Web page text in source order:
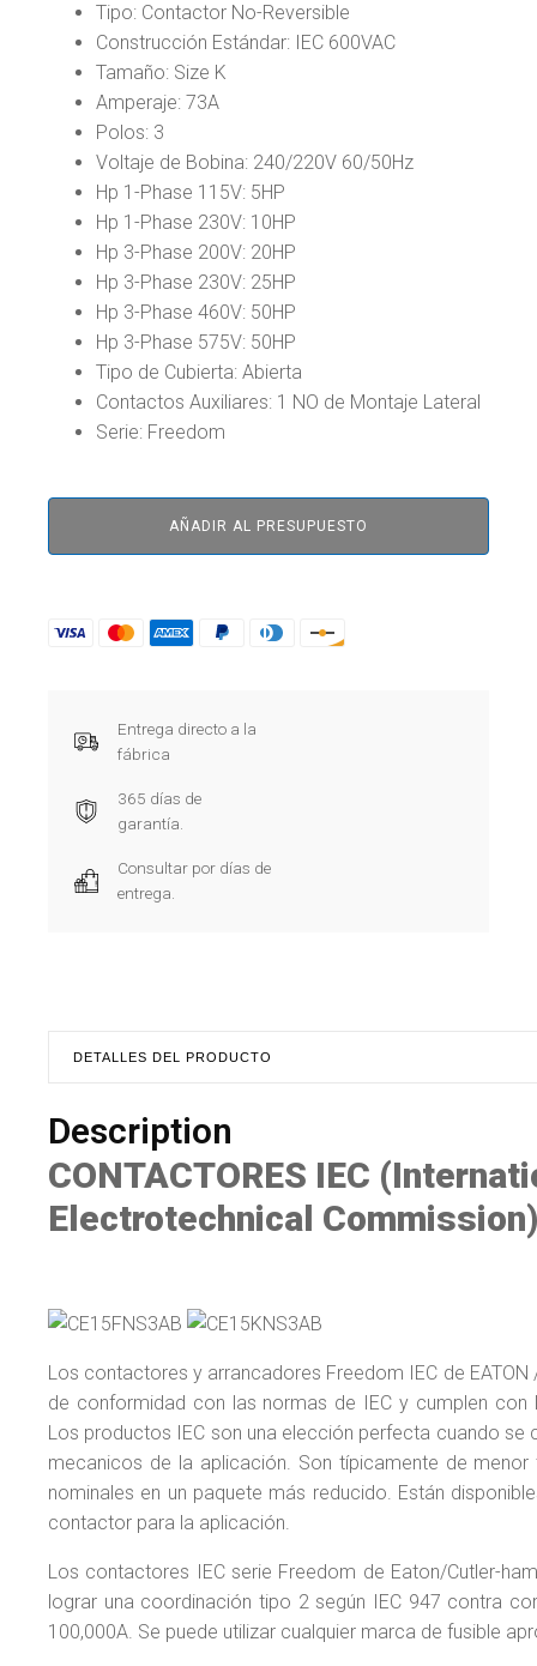
Tipo: Contactor No-Reversible
Construcción Estándar: IEC 600VAC
Tamaño: Size K
Amperaje: 73A
Polos: 3
Voltaje de Bobina: 240/220V 60/50Hz
Hp 1-Phase 115V: 5HP
Hp 1-Phase 230V: 10HP
Hp 3-Phase 200V: 20HP
Hp 3-Phase 230V: 25HP
Hp 3-Phase 460V: 50HP
Hp 3-Phase 575V: 50HP
Tipo de Cubierta: Abierta
Contactos Auxiliares: 1 NO de Montaje Lateral
Serie: Freedom
AÑADIR AL PRESUPUESTO
Entrega directo a la
fábrica
365 días de
garantía.
Consultar por días de
entrega.
DETALLES DEL PRODUCTO
Description
CONTACTORES IEC
Electrotechnical
Los contactores y arrancadores Freedom IEC de EATON
de conformidad con las normas de IEC y cumplen con
Los productos IEC son una elección perfecta cuando
mecanicos de la aplicación. Son típicamente de
nominales en un paquete más reducido. Están
contactor para la aplicación.
Los contactores IEC serie Freedom de Eaton/Cutler-
lograr una coordinación tipo 2 según IEC 947 contra
100,000A. Se puede utilizar cualquier marca de fusible